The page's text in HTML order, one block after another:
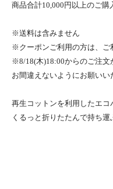
商品合計10,000円以上のご購
※送料は含みません
※クーポンご利用の方は、ご
※8/18(木)18:00からのご注文
お間違えないようにお願いい
再生コットンを利用したエコ
くるっと折りたたんで持ち